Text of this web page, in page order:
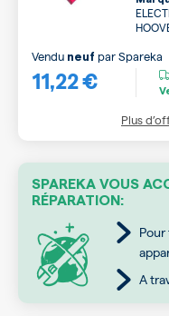
11,22 €
Vendu neuf parSpareka
Plus
SPAREKA VOUS
RÉPARATION:
A